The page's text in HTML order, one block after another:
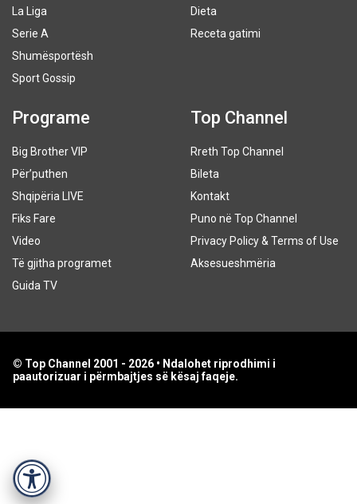
Accessibility
La Liga
Serie A
Shumësportësh
Sport Gossip
Dieta
Receta gatimi
Programe
Big Brother VIP
Për’puthen
Shqipëria LIVE
Fiks Fare
Video
Të gjitha programet
Guida TV
Top Channel
Rreth Top Channel
Bileta
Kontakt
Puno në Top Channel
Privacy Policy & Terms of Use
Aksesueshmëria
© Top Channel 2001 - 2026 • Ndalohet riprodhimi i
paautorizuar i përmbajtjes së kësaj faqeje.